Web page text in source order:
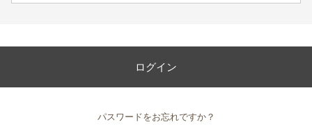
ログイン
パスワードをお忘れですか？